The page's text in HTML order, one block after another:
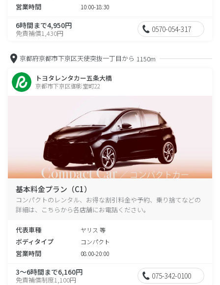
営業時間 10:00-18:30
6時間まで4,950円
免責補償1,430円 0570-054-317
京都府京都市下京区天使突抜一丁目から 1150m
トヨタレンタカー五条大橋
京都市下京区御影堂町22
基本料金プラン（C1）
コンパクトのレンタル、お得な割引料金や予約、乗り捨てなどの
詳細は、こちらから各店舗にお電話ください。
代表車種 ヤリス 等
ボディタイプ コンパクト
営業時間 08:00-20:00
3～6時間まで6,160円
免責補償制度1,100円 075-342-0100